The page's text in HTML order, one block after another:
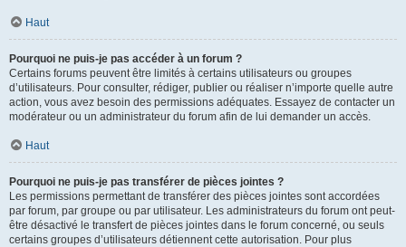
Haut
Pourquoi ne puis-je pas accéder à un forum ?
Certains forums peuvent être limités à certains utilisateurs ou groupes
d’utilisateurs. Pour consulter, rédiger, publier ou réaliser n’importe quelle autre
action, vous avez besoin des permissions adéquates. Essayez de contacter un
modérateur ou un administrateur du forum afin de lui demander un accès.
Haut
Pourquoi ne puis-je pas transférer de pièces jointes ?
Les permissions permettant de transférer des pièces jointes sont accordées
par forum, par groupe ou par utilisateur. Les administrateurs du forum ont peut-
être désactivé le transfert de pièces jointes dans le forum concerné, ou seuls
certains groupes d’utilisateurs détiennent cette autorisation. Pour plus